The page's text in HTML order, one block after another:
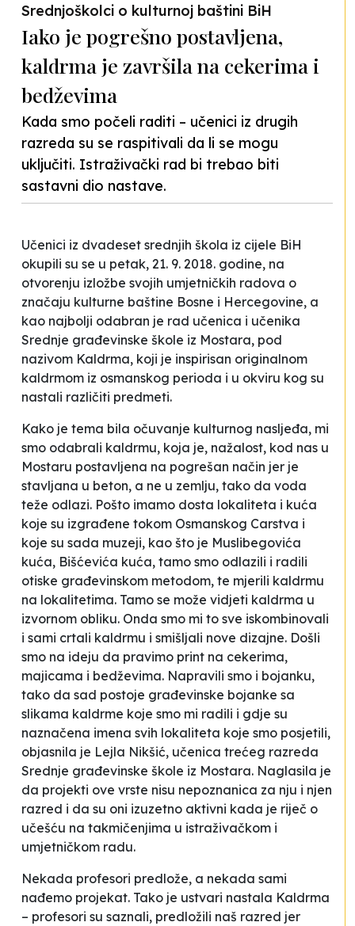
Srednjoškolci o kulturnoj baštini BiH
Iako je pogrešno postavljena,
kaldrma je završila na cekerima i
bedževima
Kada smo počeli raditi – učenici iz drugih
razreda su se raspitivali da li se mogu
uključiti. Istraživački rad bi trebao biti
sastavni dio nastave.
Učenici iz dvadeset srednjih škola iz cijele BiH
okupili su se u petak, 21. 9. 2018. godine, na
otvorenju izložbe svojih umjetničkih radova o
značaju kulturne baštine Bosne i Hercegovine, a
kao najbolji odabran je rad učenica i učenika
Srednje građevinske škole iz Mostara, pod
nazivom Kaldrma, koji je inspirisan originalnom
kaldrmom iz osmanskog perioda i u okviru kog su
nastali različiti predmeti.
Kako je tema bila očuvanje kulturnog nasljeđa, mi
smo odabrali kaldrmu, koja je, nažalost, kod nas u
Mostaru postavljena na pogrešan način jer je
stavljana u beton, a ne u zemlju, tako da voda
teže odlazi. Pošto imamo dosta lokaliteta i kuća
koje su izgrađene tokom Osmanskog Carstva i
koje su sada muzeji, kao što je Muslibegovića
kuća, Bišćevića kuća, tamo smo odlazili i radili
otiske građevinskom metodom, te mjerili kaldrmu
na lokalitetima. Tamo se može vidjeti kaldrma u
izvornom obliku. Onda smo mi to sve iskombinovali
i sami crtali kaldrmu i smišljali nove dizajne. Došli
smo na ideju da pravimo print na cekerima,
majicama i bedževima. Napravili smo i bojanku,
tako da sad postoje građevinske bojanke sa
slikama kaldrme koje smo mi radili i gdje su
naznačena imena svih lokaliteta koje smo posjetili,
objasnila je Lejla Nikšić, učenica trećeg razreda
Srednje građevinske škole iz Mostara. Naglasila je
da projekti ove vrste nisu nepoznanica za nju i njen
razred i da su oni izuzetno aktivni kada je riječ o
učešću na takmičenjima u istraživačkom i
umjetničkom radu.
Nekada profesori predlože, a nekada sami
nađemo projekat. Tako je ustvari nastala Kaldrma
– profesori su saznali, predložili naš razred jer